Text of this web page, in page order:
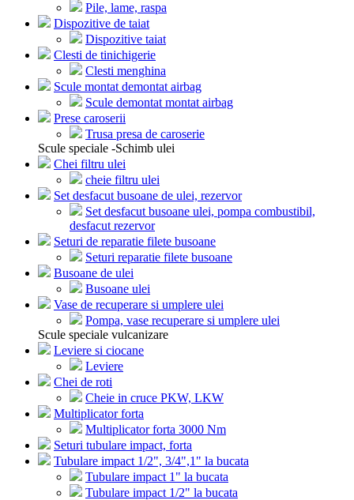
Pile, lame, raspa
Dispozitive de taiat
Dispozitive taiat
Clesti de tinichigerie
Clesti menghina
Scule montat demontat airbag
Scule demontat montat airbag
Prese caroserii
Trusa presa de caroserie
Scule speciale -Schimb ulei
Chei filtru ulei
cheie filtru ulei
Set desfacut busoane de ulei, rezervor
Set desfacut busoane ulei, pompa combustibil,
desfacut rezervor
Seturi de reparatie filete busoane
Seturi reparatie filete busoane
Busoane de ulei
Busoane ulei
Vase de recuperare si umplere ulei
Pompa, vase recuperare si umplere ulei
Scule speciale vulcanizare
Leviere si ciocane
Leviere
Chei de roti
Cheie in cruce PKW, LKW
Multiplicator forta
Multiplicator forta 3000 Nm
Seturi tubulare impact, forta
Tubulare impact 1/2", 3/4",1" la bucata
Tubulare impact 1" la bucata
Tubulare impact 1/2" la bucata